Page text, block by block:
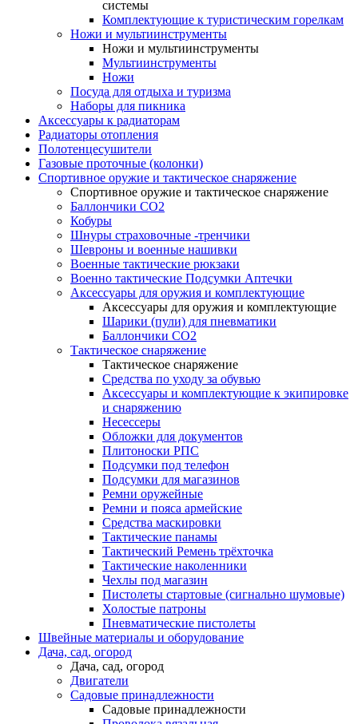
системы
Комплектующие к туристическим горелкам
Ножи и мультиинструменты
Ножи и мультиинструменты
Мультиинструменты
Ножи
Посуда для отдыха и туризма
Наборы для пикника
Аксессуары к радиаторам
Радиаторы отопления
Полотенцесушители
Газовые проточные (колонки)
Спортивное оружие и тактическое снаряжение
Спортивное оружие и тактическое снаряжение
Баллончики CO2
Кобуры
Шнуры страховочные -тренчики
Шевроны и военные нашивки
Военные тактические рюкзаки
Военно тактические Подсумки Аптечки
Аксессуары для оружия и комплектующие
Аксессуары для оружия и комплектующие
Шарики (пули) для пневматики
Баллончики CO2
Тактическое снаряжение
Тактическое снаряжение
Средства по уходу за обувью
Аксессуары и комплектующие к экипировке
и снаряжению
Несессеры
Обложки для документов
Плитоноски РПС
Подсумки под телефон
Подсумки для магазинов
Ремни оружейные
Ремни и пояса армейские
Средства маскировки
Тактические панамы
Тактический Ремень трёхточка
Тактические наколенники
Чехлы под магазин
Пистолеты стартовые (сигнально шумовые)
Холостые патроны
Пневматические пистолеты
Швейные материалы и оборудование
Дача, сад, огород
Дача, сад, огород
Двигатели
Садовые принадлежности
Садовые принадлежности